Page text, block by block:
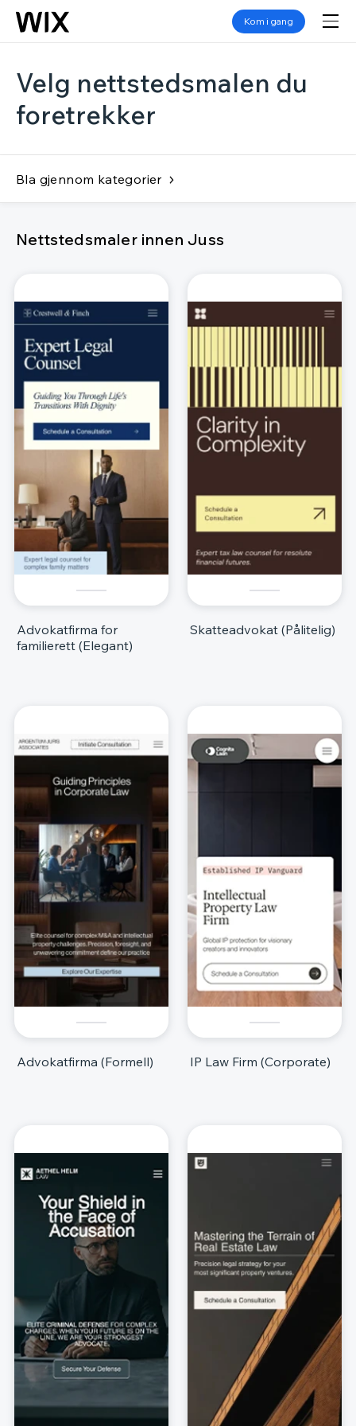
Kom i gang
Velg nettstedsmalen du
foretrekker
Bla gjennom kategorier
Nettstedsmaler innen Juss
Advokatfirma for
familierett (Elegant)
Skatteadvokat (Pålitelig)
Advokatfirma (Formell) IP Law Firm (Corporate)